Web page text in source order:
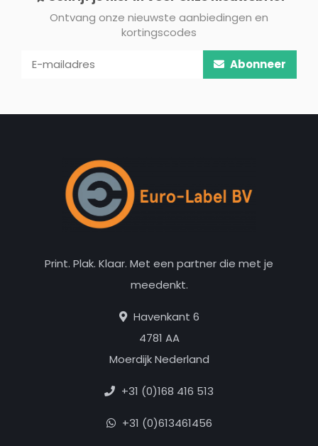
Ontvang onze nieuwste aanbiedingen en
kortingscodes
Abonneer
Print. Plak. Klaar. Met een partner die met je
meedenkt.
Havenkant 6
4781 AA
Moerdijk Nederland
+31 (0)168 416 513
+31 (0)613461456